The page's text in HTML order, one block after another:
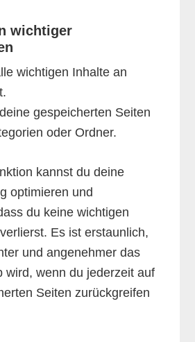
wichtiger
wichtigen Inhalte an
gespeicherten Seiten
oder Ordner.
kannst du deine
optimieren und
du keine wichtigen
Es ist erstaunlich,
und angenehmer das
wird, wenn du jederzeit auf
Seiten zurückgreifen